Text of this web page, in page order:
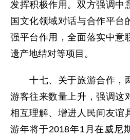
发挥积极作用。双方强调中
国文化领域对话与合作平台
强平台作用，全面落实中意
遗产地结对等项目。
十七、关于旅游合作，
游客往来数量上升，强调这
相互理解、增进人民间友谊
游年将于2018年1月在威尼